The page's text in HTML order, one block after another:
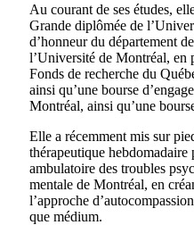
Au courant de ses études,
Grande diplômée de
d’honneur du département
l’Université de Montréal, en
Fonds de recherche du
ainsi qu’une bourse
Montréal, ainsi qu’une
Elle a récemment mis sur
thérapeutique
ambulatoire des troubles
mentale de Montréal, en
l’approche
que médium.